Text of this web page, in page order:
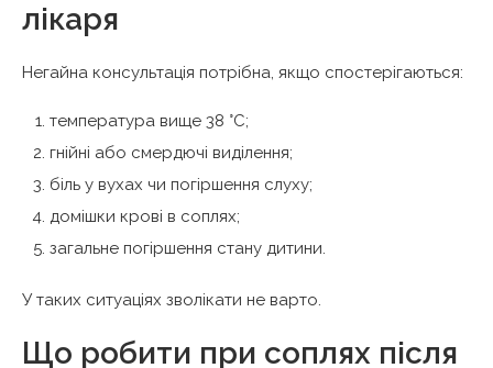
лікаря
Негайна консультація потрібна, якщо спостерігаються:
температура вище 38 °C;
гнійні або смердючі виділення;
біль у вухах чи погіршення слуху;
домішки крові в соплях;
загальне погіршення стану дитини.
У таких ситуаціях зволікати не варто.
Що робити при соплях після